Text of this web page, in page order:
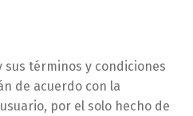
sus términos y condiciones
de acuerdo con la
por el solo hecho de